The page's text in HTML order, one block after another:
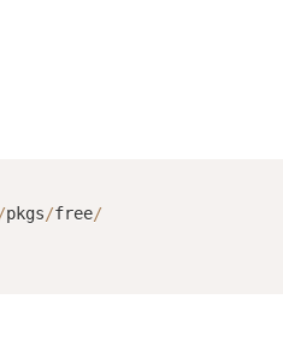
/pkgs/free/